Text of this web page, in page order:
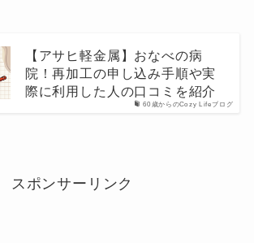
60歳からのCozy Lifeブログ
【アサヒ軽金属】おなべの病
院！再加工の申し込み手順や実
際に利用した人の口コミを紹介
スポンサーリンク